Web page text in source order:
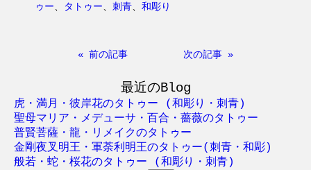
ゥー、 タトゥー、 刺青、 和彫り
« 前の記事 次の記事 »
最近のBlog
虎・満月・彼岸花のタトゥー (和彫り・刺青)
聖母マリア・メデューサ・百合・薔薇のタトゥー
普賢菩薩・龍・リメイクのタトゥー
金剛夜叉明王・軍荼利明王のタトゥー(刺青・和彫)
般若・蛇・桜花のタトゥー (和彫り・刺青)